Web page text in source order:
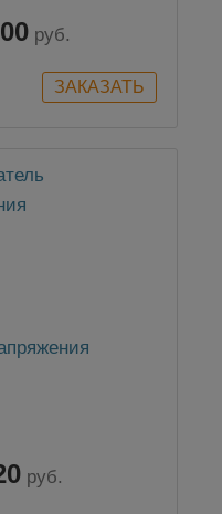
руб.
руб.